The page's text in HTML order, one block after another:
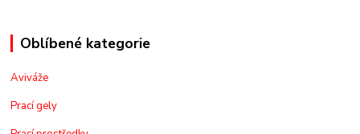
Oblíbené kategorie
Aviváže
Prací gely